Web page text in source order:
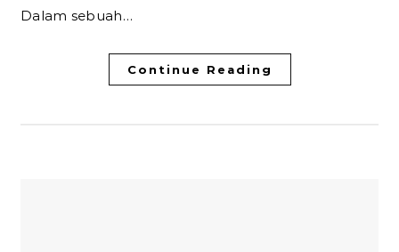
Dalam sebuah…
Continue Reading